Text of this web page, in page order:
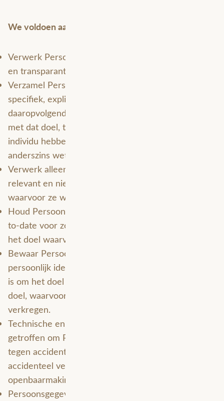
We voldoen aan de volgende Privacy Principes:
Verwerk Persoonsgegevens op een wettige, eerlijke
en transparante manier.
Verzamel Persoonsgegevens alleen voor een
specifiek, expliciet en legitiem doel. Elke
daaropvolgende verwerking moet verenigbaar zijn
met dat doel, tenzij we toestemming van het
individu hebben verkregen, of de verwerking
anderszins wettelijk is toegestaan.
Verwerk alleen Persoonsgegevens die toereikend,
relevant en niet bovenmatig zijn voor het doel
waarvoor ze worden verwerkt.
Houd Persoonsgegevens accuraat, volledig en up-
to-date voor zover redelijkerwijs noodzakelijk is voor
het doel waarvoor ze worden verwerkt.
Bewaar Persoonsgegevens in een vorm die
persoonlijk identificeerbaar is, niet langer dan nodig
is om het doel te bereiken, of een ander toegestaan
doel, waarvoor de Persoonsgegevens zijn
verkregen.
Technische en organisatorische maatregelen zijn
getroffen om Persoonsgegevens te beschermen
tegen accidentele of onwettige vernietiging of
accidenteel verlies, wijziging, ongeautoriseerde
openbaarmaking, gebruik of toegang.
Persoonsgegevens op een manier die de rechten